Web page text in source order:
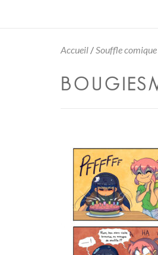
Accueil /Souffle comique